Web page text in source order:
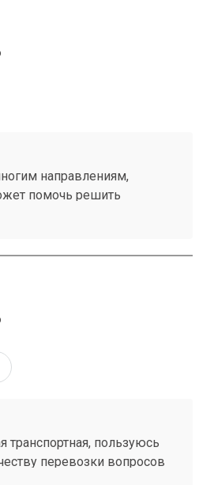
направлениям,
помочь решить
транспортная, пользуюсь
перевозки вопросов